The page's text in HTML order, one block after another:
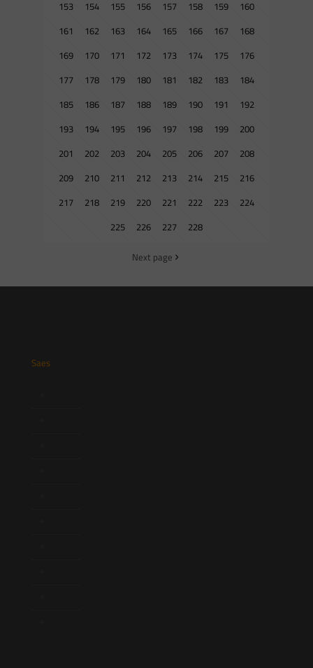
153
154 155 156 157 158 159
160
161
162 163 164 165 166 167
168
169
170 171 172 173 174 175
176
177
178 179 180 181 182 183
184
185
186 187 188 189 190 191
192
193
194 195 196 197 198 199
200
201
202 203 204 205 206 207
208
209
210 211 212 213 214 215
216
217
218 219 220 221 222 223
224
225
226 227 228
Next page
Saes